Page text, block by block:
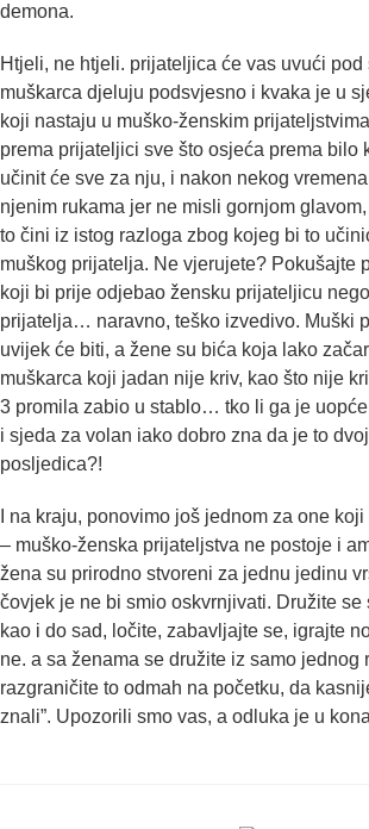
demona.
Htjeli, ne htjeli. prijateljica će vas uvući pod
muškarca djeluju podsvjesno i kvaka je u
koji nastaju u muško-ženskim
prema prijateljici sve što osjeća prema bilo
učinit će sve za nju, i nakon nekog
njenim rukama jer ne misli gornjom
to čini iz istog razloga zbog kojeg bi to
muškog prijatelja. Ne vjerujete? Pokušajte
koji bi prije odjebao žensku prijateljicu
prijatelja… naravno, teško izvedivo. Muški
uvijek će biti, a žene su bića koja lako
muškarca koji jadan nije kriv, kao što nije
3 promila zabio u stablo… tko li ga je
i sjeda za volan iako dobro zna da je to
posljedica?!
I na kraju, ponovimo još jednom za one
– muško-ženska prijateljstva ne postoje i
žena su prirodno stvoreni za jednu jedinu
čovjek je ne bi smio oskvrnjivati. Družite se
kao i do sad, ločite, zabavljajte se, igrajte
ne. a sa ženama se družite iz samo jednog
razgraničite to odmah na početku, da
znali”. Upozorili smo vas, a odluka je u